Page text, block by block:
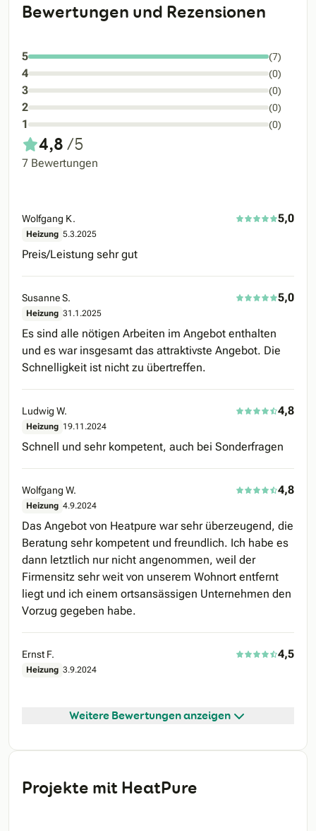
Bewertungen und Rezensionen
5 (7)
4 (0)
3 (0)
2 (0)
1 (0)
4,8 /5
7 Bewertungen
Wolfgang K. 5,0
Heizung 5.3.2025
Preis/Leistung sehr gut
Susanne S. 5,0
Heizung 31.1.2025
Es sind alle nötigen Arbeiten im Angebot enthalten
und es war insgesamt das attraktivste Angebot. Die
Schnelligkeit ist nicht zu übertreffen.
Ludwig W. 4,8
Heizung 19.11.2024
Schnell und sehr kompetent, auch bei Sonderfragen
Wolfgang W. 4,8
Heizung 4.9.2024
Das Angebot von Heatpure war sehr überzeugend, die
Beratung sehr kompetent und freundlich. Ich habe es
dann letztlich nur nicht angenommen, weil der
Firmensitz sehr weit von unserem Wohnort entfernt
liegt und ich einem ortsansässigen Unternehmen den
Vorzug gegeben habe.
Ernst F. 4,5
Heizung 3.9.2024
Weitere Bewertungen anzeigen
Projekte mit HeatPure